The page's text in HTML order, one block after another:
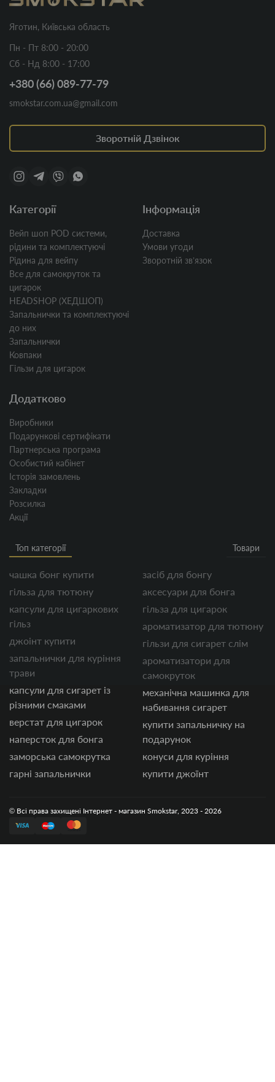
Яготин, Київська область
Пн - Пт 8:00 - 20:00
Сб - Нд 8:00 - 17:00
+380 (66) 089-77-79
smokstar.com.ua@gmail.com
Зворотній Дзвінок
Категорії
Вейп шоп POD системи,
рідини та комплектуючі
Рідина для вейпу
Все для самокруток та
цигарок
HEADSHOP (ХЕДШОП)
Запальнички та комплектуючі
до них
Запальнички
Ковпаки
Гільзи для цигарок
Інформація
Доставка
Умови угоди
Зворотній звʼязок
Додатково
Виробники
Подарункові сертифікати
Партнерська програма
Особистий кабінет
Історія замовлень
Закладки
Розсилка
Акції
Топ категорії Товари
чашка бонг купити
гільза для тютюну
капсули для цигаркових
гільз
джоінт купити
запальнички для куріння
трави
капсули для сигарет із
різними смаками
верстат для цигарок
наперсток для бонга
заморська самокрутка
гарні запальнички
засіб для бонгу
аксесуари для бонга
гільза для цигарок
ароматизатор для тютюну
гільзи для сигарет слім
ароматизатори для
самокруток
механічна машинка для
набивання сигарет
купити запальничку на
подарунок
конуси для куріння
купити джоїнт
© Всі права захищені Інтернет - магазин Smokstar, 2023 - 2026